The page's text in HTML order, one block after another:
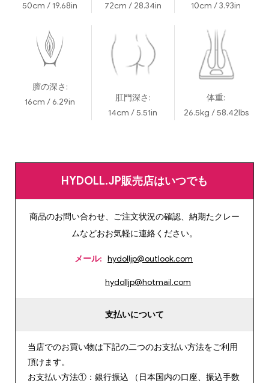
50cm / 19.68in
72cm / 28.34in
10cm / 3.93in
膣の深さ:
16cm / 6.29in
肛門深さ:
14cm / 5.51in
体重:
26.5kg / 58.42lbs
HYDOLL.JP販売店はいつでも
商品のお問い合わせ、ご注文状況の確認、納期たクレー
ムなどおお気軽に連絡ください。
メール: hydolljp@outlook.com
hydolljp@hotmail.com
支払いについて
当店でのお買い物は下記の二つのお支払い方法をご利用
頂けます。
お支払い方法①：銀行振込 （日本国内の口座、振込手数